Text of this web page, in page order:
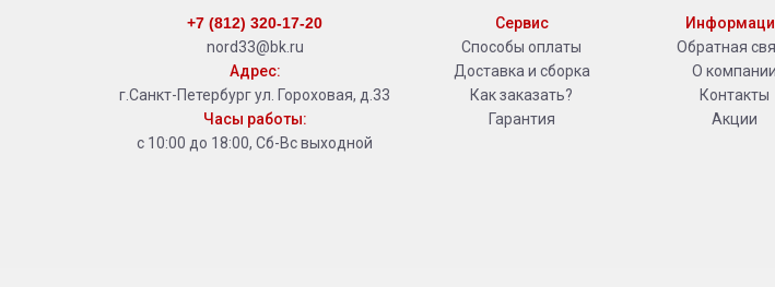
+7 (812) 320-17-20
nord33@bk.ru
Адрес:
г.Санкт-Петербург ул. Гороховая, д.33
Часы работы:
с 10:00 до 18:00, Сб-Вс выходной
Сервис
Способы оплаты
Доставка и сборка
Как заказать?
Гарантия
Обратная
О компании
Контакты
Акции